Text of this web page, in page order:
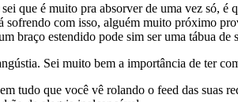
que é muito pra absorver de uma vez só,
sofrendo com isso, alguém muito próximo
braço estendido pode sim ser uma tábua de
Sei muito bem a importância de ter
tudo que você vê rolando o feed das suas